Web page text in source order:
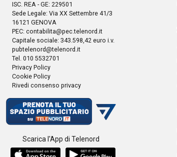
ISC. REA - GE: 229501
Sede Legale: Via XX Settembre 41/3
16121 GENOVA
PEC: contabilita@pec.telenord.it
Capitale sociale: 343.598,42 euro i.v.
pubtelenord@telenord.it
Tel. 010 5532701
Privacy Policy
Cookie Policy
Rivedi consenso privacy
Scarica l'App di Telenord